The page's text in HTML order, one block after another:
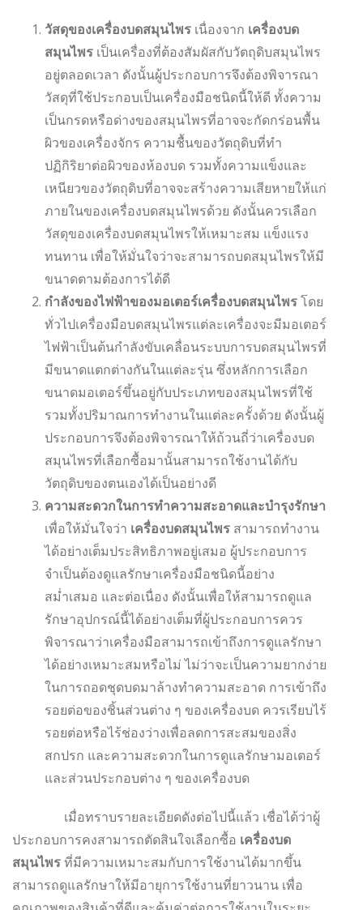
วัสดุของเครื่องบดสมุนไพร เนื่องจาก เครื่องบด
สมุนไพร เป็นเครื่องที่ต้องสัมผัสกับวัตถุดิบสมุนไพร
อยู่ตลอดเวลา ดังนั้นผู้ประกอบการจึงต้องพิจารณา
วัสดุที่ใช้ประกอบเป็นเครื่องมือชนิดนี้ให้ดี ทั้งความ
เป็นกรดหรือด่างของสมุนไพรที่อาจจะกัดกร่อนพื้น
ผิวของเครื่องจักร ความชื้นของวัตถุดิบที่ทำ
ปฏิกิริยาต่อผิวของห้องบด รวมทั้งความแข็งและ
เหนียวของวัตถุดิบที่อาจจะสร้างความเสียหายให้แก่
ภายในของเครื่องบดสมุนไพรด้วย ดังนั้นควรเลือก
วัสดุของเครื่องบดสมุนไพรให้เหมาะสม แข็งแรง
ทนทาน เพื่อให้มั่นใจว่าจะสามารถบดสมุนไพรให้มี
ขนาดตามต้องการได้ดี
กำลังของไฟฟ้าของมอเตอร์เครื่องบดสมุนไพรโดย
ทั่วไปเครื่องมือบดสมุนไพรแต่ละเครื่องจะมีมอเตอร์
ไฟฟ้าเป็นต้นกำลังขับเคลื่อนระบบการบดสมุนไพรที่
มีขนาดแตกต่างกันในแต่ละรุ่น ซึ่งหลักการเลือก
ขนาดมอเตอร์ขึ้นอยู่กับประเภทของสมุนไพรที่ใช้
รวมทั้งปริมาณการทำงานในแต่ละครั้งด้วย ดังนั้นผู้
ประกอบการจึงต้องพิจารณาให้ถ้วนถี่ว่าเครื่องบด
สมุนไพรที่เลือกซื้อมานั้นสามารถใช้งานได้กับ
วัตถุดิบของตนเองได้เป็นอย่างดี
ความสะดวกในการทำความสะอาดและบำรุงรักษา
เพื่อให้มั่นใจว่า เครื่องบดสมุนไพร สามารถทำงาน
ได้อย่างเต็มประสิทธิภาพอยู่เสมอ ผู้ประกอบการ
จำเป็นต้องดูแลรักษาเครื่องมือชนิดนี้อย่าง
สม่ำเสมอ และต่อเนื่อง ดังนั้นเพื่อให้สามารถดูแล
รักษาอุปกรณ์นี้ได้อย่างเต็มที่ผู้ประกอบการควร
พิจารณาว่าเครื่องมือสามารถเข้าถึงการดูแลรักษา
ได้อย่างเหมาะสมหรือไม่ ไม่ว่าจะเป็นความยากง่าย
ในการถอดชุดบดมาล้างทำความสะอาด การเข้าถึง
รอยต่อของชิ้นส่วนต่าง ๆ ของเครื่องบด ควรเรียบไร้
รอยต่อหรือไร้ช่องว่างเพื่อลดการสะสมของสิ่ง
สกปรก และความสะดวกในการดูแลรักษามอเตอร์
และส่วนประกอบต่าง ๆ ของเครื่องบด
เมื่อทราบรายละเอียดดังต่อไปนี้แล้ว เชื่อได้ว่าผู้
ประกอบการคงสามารถตัดสินใจเลือกซื้อ เครื่องบด
สมุนไพรที่มีความเหมาะสมกับการใช้งานได้มากขึ้น
สามารถดูแลรักษาให้มีอายุการใช้งานที่ยาวนาน เพื่อ